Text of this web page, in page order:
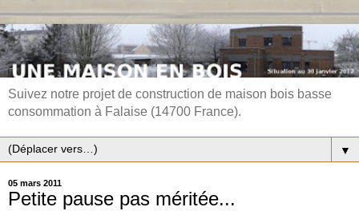
Suivez notre projet de construction de maison bois basse
consommation à Falaise (14700 France).
▼
05 mars 2011
Petite pause pas méritée...